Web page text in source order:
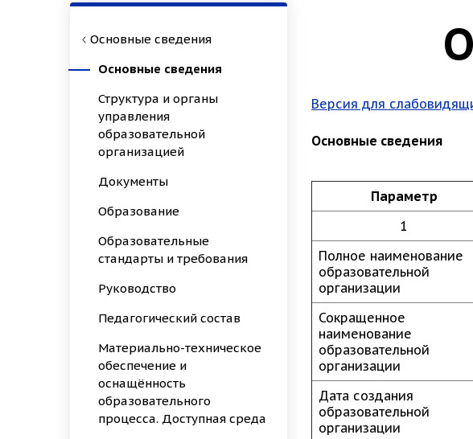
Основные сведения
Основные сведения
Структура и органы
управления
образовательной
организацией
Документы
Образование
Образовательные
стандарты и требования
Руководство
Педагогический состав
Материально-техническое
обеспечение и
оснащённость
образовательного
процесса. Доступная среда
Версия для
Основные сведения
Параметр
1
Полное наименование
образовательной
организации
Сокращенное
наименование
образовательной
организации
Дата создания
образовательной
организации